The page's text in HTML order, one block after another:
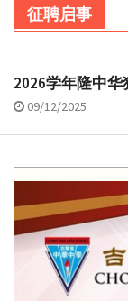
征聘启事
2026学年隆中
09/12/2025